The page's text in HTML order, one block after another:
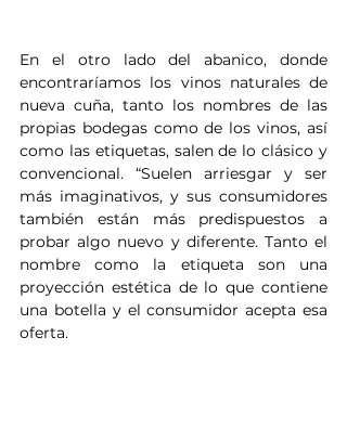
En el otro lado del abanico, donde
encontraríamos los vinos naturales de
nueva cuña, tanto los nombres de las
propias bodegas como de los vinos, así
como las etiquetas, salen de lo clásico y
convencional. “Suelen arriesgar y ser
más imaginativos, y sus consumidores
también están más predispuestos a
probar algo nuevo y diferente. Tanto el
nombre como la etiqueta son una
proyección estética de lo que contiene
una botella y el consumidor acepta esa
oferta.